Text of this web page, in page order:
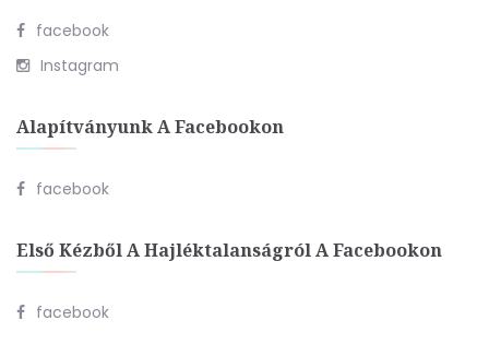
facebook
Instagram
Alapítványunk A Facebookon
facebook
Első Kézből A Hajléktalanságról A Facebookon
facebook